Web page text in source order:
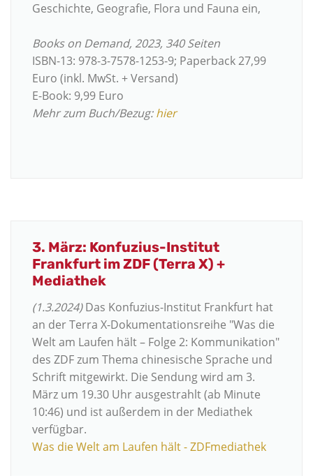
Geschichte, Geografie, Flora und Fauna ein,
Books on Demand, 2023, 340 Seiten
ISBN-13: 978-3-7578-1253-9; Paperback 27,99
Euro (inkl. MwSt. + Versand)
E-Book: 9,99 Euro
Mehr zum Buch/Bezug:hier
3. März: Konfuzius-Institut
Frankfurt im ZDF (Terra X) +
Mediathek
(1.3.2024)Das Konfuzius-Institut Frankfurt hat
an der Terra X-Dokumentationsreihe "Was die
Welt am Laufen hält – Folge 2: Kommunikation"
des ZDF zum Thema chinesische Sprache und
Schrift mitgewirkt. Die Sendung wird am 3.
März um 19.30 Uhr ausgestrahlt (ab Minute
10:46) und ist außerdem in der Mediathek
verfügbar.
Was die Welt am Laufen hält - ZDFmediathek